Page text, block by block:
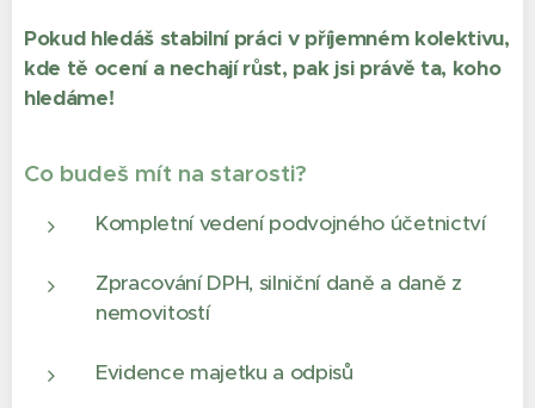
Pokud hledáš stabilní práci v příjemném kolektivu,
kde tě ocení a nechají růst, pak jsi právě ta, koho
hledáme!
Co budeš mít na starosti?
Kompletní vedení podvojného účetnictví
Zpracování DPH, silniční daně a daně z
nemovitostí
Evidence majetku a odpisů